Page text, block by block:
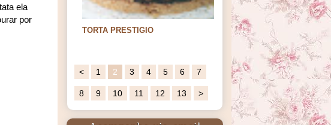
ela
por
TORTA PRESTIGIO
< 1 2 3 4 5 6 7
8 9 10 11 12 13 >